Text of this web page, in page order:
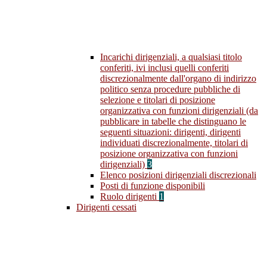
Incarichi dirigenziali, a qualsiasi titolo
conferiti, ivi inclusi quelli conferiti
discrezionalmente dall'organo di indirizzo
politico senza procedure pubbliche di
selezione e titolari di posizione
organizzativa con funzioni dirigenziali (da
pubblicare in tabelle che distinguano le
seguenti situazioni: dirigenti, dirigenti
individuati discrezionalmente, titolari di
posizione organizzativa con funzioni
dirigenziali) 3
Elenco posizioni dirigenziali discrezionali
Posti di funzione disponibili
Ruolo dirigenti 1
Dirigenti cessati